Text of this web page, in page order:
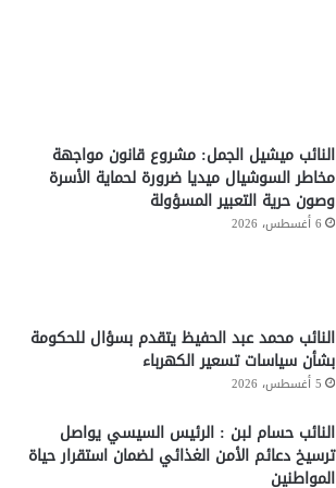
النائب ميشيل الجمل: مشروع قانون مواجهة
مخاطر السوشيال ميديا ضرورة لحماية الأسرة
وصون حرية التعبير المسؤولة
6 أغسطس، 2026
النائب محمد عبد الحفيظ يتقدم بسؤال للحكومة
بشأن سياسات تسعير الكهرباء
5 أغسطس، 2026
النائب حسام لبن : الرئيس السيسي يواصل
ترسيخ دعائم الأمن الغذائي لضمان استقرار حياة
المواطنين